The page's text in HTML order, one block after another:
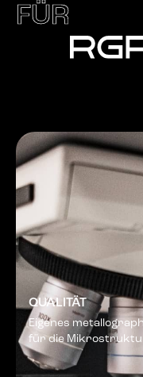
FÜR
QUALITÄT
Eigenes
für die